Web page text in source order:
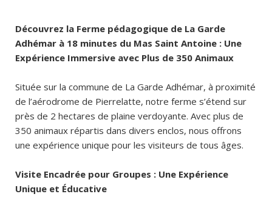
Découvrez la Ferme pédagogique de La Garde
Adhémar à 18 minutes du Mas Saint Antoine : Une
Expérience Immersive avec Plus de 350 Animaux
Située sur la commune de La Garde Adhémar, à proximité
de l’aérodrome de Pierrelatte, notre ferme s’étend sur
près de 2 hectares de plaine verdoyante. Avec plus de
350 animaux répartis dans divers enclos, nous offrons
une expérience unique pour les visiteurs de tous âges.
Visite Encadrée pour Groupes : Une Expérience
Unique et Éducative